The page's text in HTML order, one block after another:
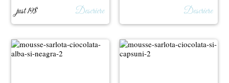
just 19$ Descriere Descriere